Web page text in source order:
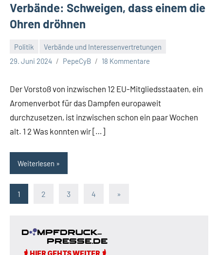
Verbände: Schweigen, dass einem die
Ohren dröhnen
Politik
Verbände und Interessenvertretungen
29. Juni 2024
PepeCyB 18 Kommentare
Der Vorstoß von inzwischen 12 EU-Mitgliedsstaaten, ein
Aromenverbot für das Dampfen europaweit
durchzusetzen, ist inzwischen schon ein paar Wochen
alt. 1 2 Was konnten wir […]
Weiterlesen
Seitennummerierung
Beiträge
1 2 3 4
Nächste
»